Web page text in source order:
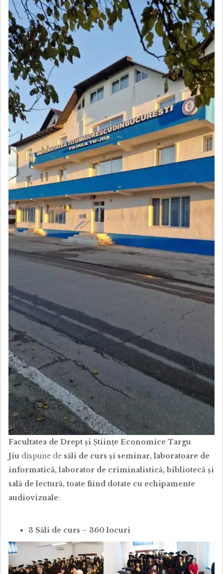
Facultatea de Drept și Științe Economice Targu
Jiu dispune de săli de curs şi seminar, laboratoare de
informatică, laborator de criminalistică, bibliotecă și
sală de lectură, toate fiind dotate cu echipamente
audiovizuale:
3 Săli de curs – 360 locuri